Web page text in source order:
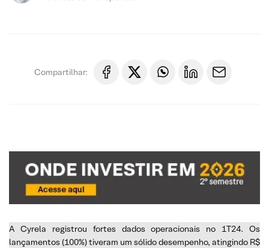
Compartilhar:
A Cyrela registrou fortes dados operacionais no 1T24. Os
lançamentos (100%) tiveram um sólido desempenho, atingindo R$